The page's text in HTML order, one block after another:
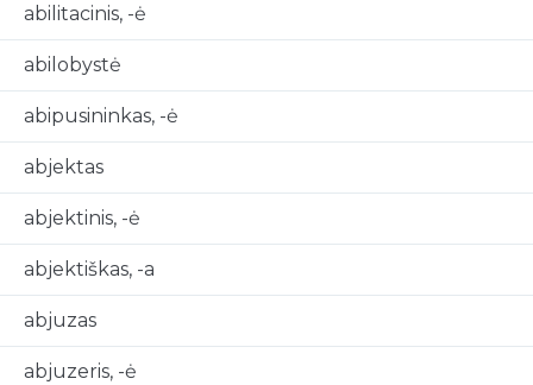
abilitacinis, -ė
abilobystė
abipusininkas, -ė
abjektas
abjektinis, -ė
abjektiškas, -a
abjuzas
abjuzeris, -ė